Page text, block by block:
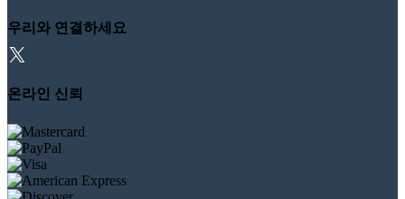
우리와 연결하세요
온라인 신뢰